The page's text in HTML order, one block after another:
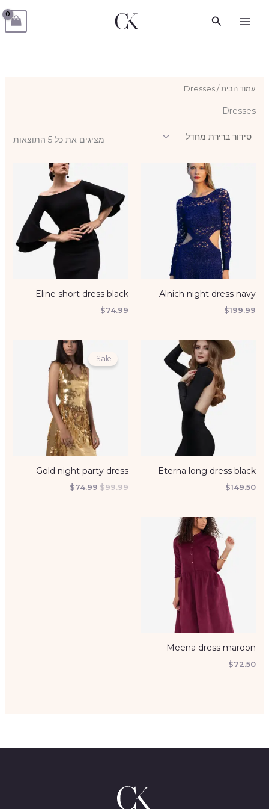
חיפוש
עמוד הבית/ Dresses
Dresses
מציגים את כל ⁦5⁩ התוצאות
Alnich night dress navy
$199.99
Eline short dress black
$74.99
Eterna long dress black
$149.50
Sale!
Gold night party dress
$99.99
המחיר
המקורי
היה:
$99.99.
$74.99
המחיר
הנוכחי
הוא:
$74.99.
Meena dress maroon
$72.50